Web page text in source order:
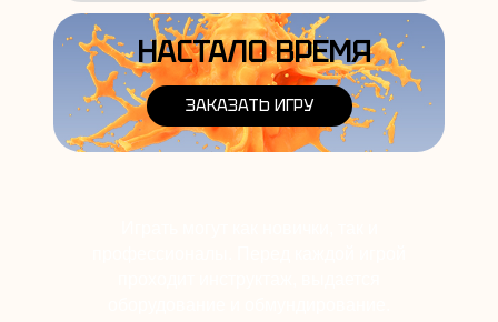
НАСТАЛО ВРЕМЯ
ЗАКАЗАТЬ ИГРУ